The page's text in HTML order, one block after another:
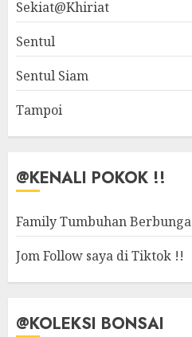
Sekiat@Khiriat
Sentul
Sentul Siam
Tampoi
@KENALI POKOK !!
Family Tumbuhan Berbunga
Jom Follow saya di Tiktok !!
@KOLEKSI BONSAI